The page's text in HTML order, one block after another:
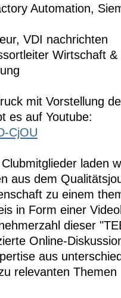
Automation,
VDI nachrichten
Wirtschaft
mit Vorstellung
es auf Youtube:
CjOU
laden
aus dem
zu einem
in Form einer
dieser
Online-
aus
relevanten Themen